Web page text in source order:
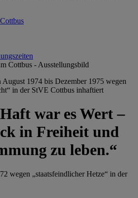
1974 bis Dezember 1975 wegen
in der StVE Cottbus inhaftiert
war es Wert –
in Freiheit und
zu leben.“
wegen „staatsfeindlicher Hetze“ in der